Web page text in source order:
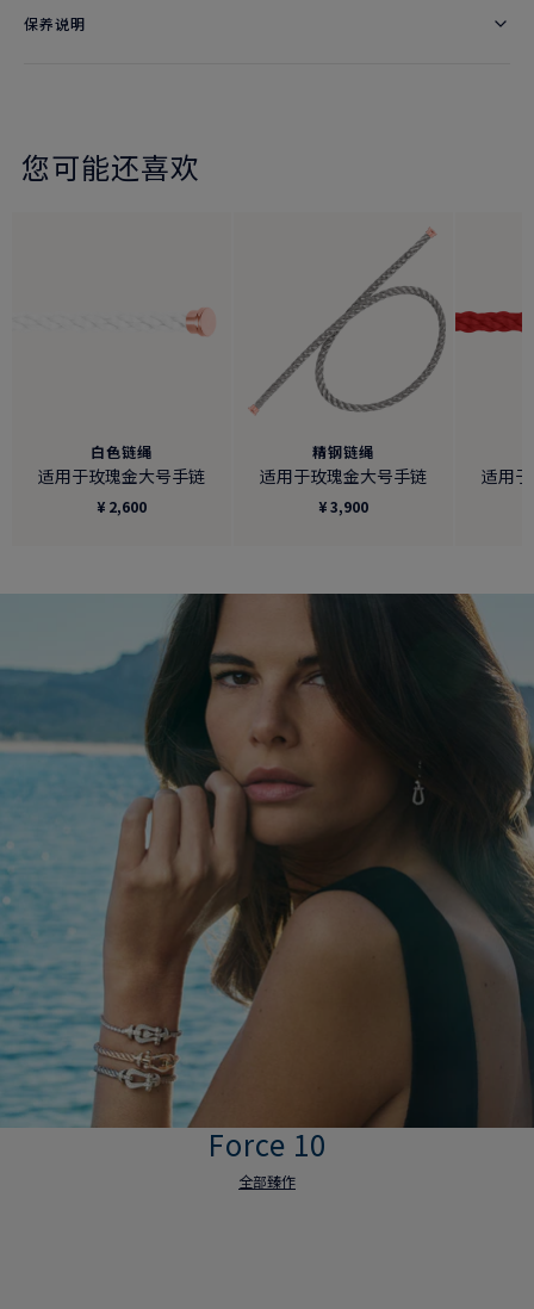
保养说明
您可能还喜欢
白色链绳
适用于玫瑰金大号手链
¥ 2,600
精钢链绳
适用于玫瑰金大号手链
¥ 3,900
适用
Force 10
全部臻作